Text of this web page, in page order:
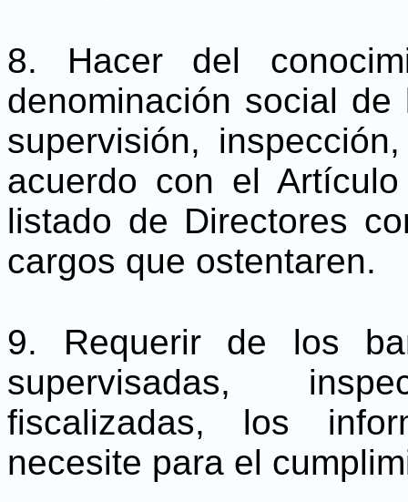
8. Hacer del
denominación social
supervisión,
acuerdo con el
listado de Directores
cargos que ostentaren.
9. Requerir de los
supervisadas,
fiscalizadas, los
necesite para el